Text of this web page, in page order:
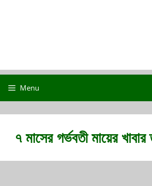
Menu
৭ মাসের গর্ভবতী মায়ের খাবার